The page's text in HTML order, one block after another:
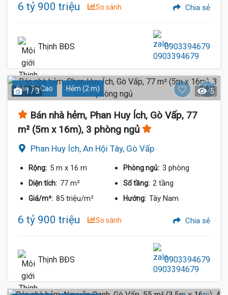
6 tỷ 900 triệu So sánh Chia sẻ
Thịnh BĐS 0903394679
Dân Trí Cao Hẻm (2 m)
1 / 3 5
Bán nhà hẻm, Phan Huy Ích, Gò Vấp, 77
m² (5m x 16m), 3 phòng ngủ
Phan Huy Ích, An Hội Tây, Gò Vấp
Rộng: 5 m x 16 m Phòng ngủ: 3 phòng
Diện tích: 77 m² Số tầng: 2 tầng
Giá/m²: 85 triệu/m² Hướng: Tây Nam
6 tỷ 900 triệu So sánh Chia sẻ
Thịnh BĐS 0903394679